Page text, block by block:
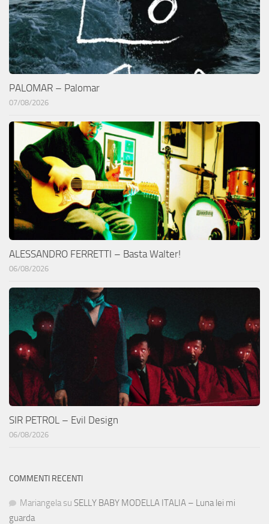
PALOMAR – Palomar
07/08/2026
ALESSANDRO FERRETTI – Basta Walter!
06/08/2026
SIR PETROL – Evil Design
06/08/2026
COMMENTI RECENTI
Mariangela su SELLY BABY MODELLA ITALIA – Luna lei mi
guarda